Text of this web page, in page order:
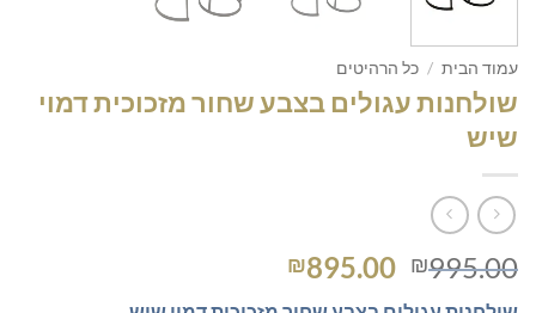
עמוד הבית / כל הרהיטים
שולחנות עגולים בצבע שחור מזכוכית דמוי
שיש
₪995.00
המחיר ₪895.00